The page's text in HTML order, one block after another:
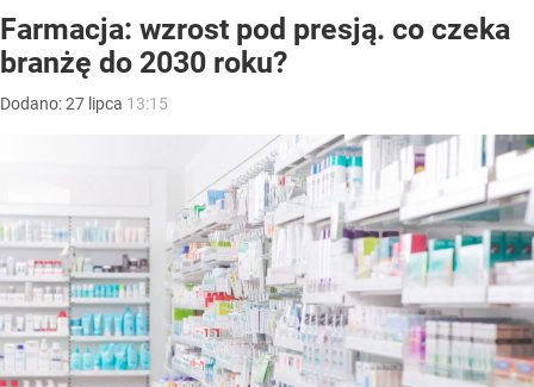
Farmacja: wzrost pod presją. co czeka
branżę do 2030 roku?
Dodano:27 lipca 13:15